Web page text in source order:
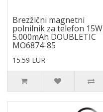
Brezžični magnetni
polnilnik za telefon 15W
5.000mAh DOUBLETIC
MO6874-85
15.59 EUR